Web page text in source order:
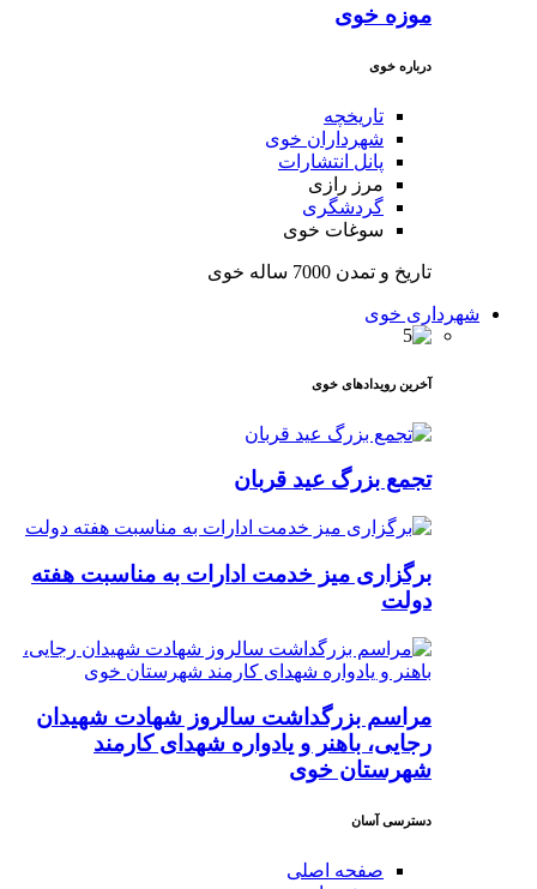
موزه خوی
درباره خوی
تاریخچه
شهرداران خوی
پانل انتشارات
مرز رازی
گردشگری
سوغات خوی
تاریخ و تمدن 7000 ساله خوی
شهرداری خوی
آخرین رویدادهای خوی
تجمع بزرگ عید قربان
برگزاری میز خدمت ادارات به مناسبت هفته
دولت
مراسم بزرگداشت سالروز شهادت شهیدان
رجایی، باهنر و یادواره شهدای کارمند
شهرستان خوی
دسترسی آسان
صفحه اصلی